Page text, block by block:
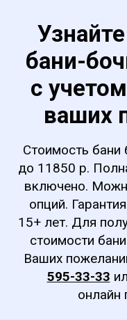
Стоимость бани
до 11850 р.
включено.
опций.
15+ лет. Для
стоимости
Ваших
595-33-33
онлайн
бани-
с
ваших